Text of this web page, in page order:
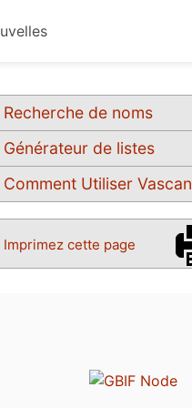
Recherche de noms
Générateur de listes
Comment Utiliser Vascan
Imprimez cette page